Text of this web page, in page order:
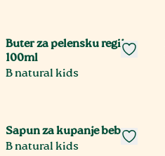
Buter za pelensku regiju
100ml
B natural kids
Sapun za kupanje beba
B natural kids